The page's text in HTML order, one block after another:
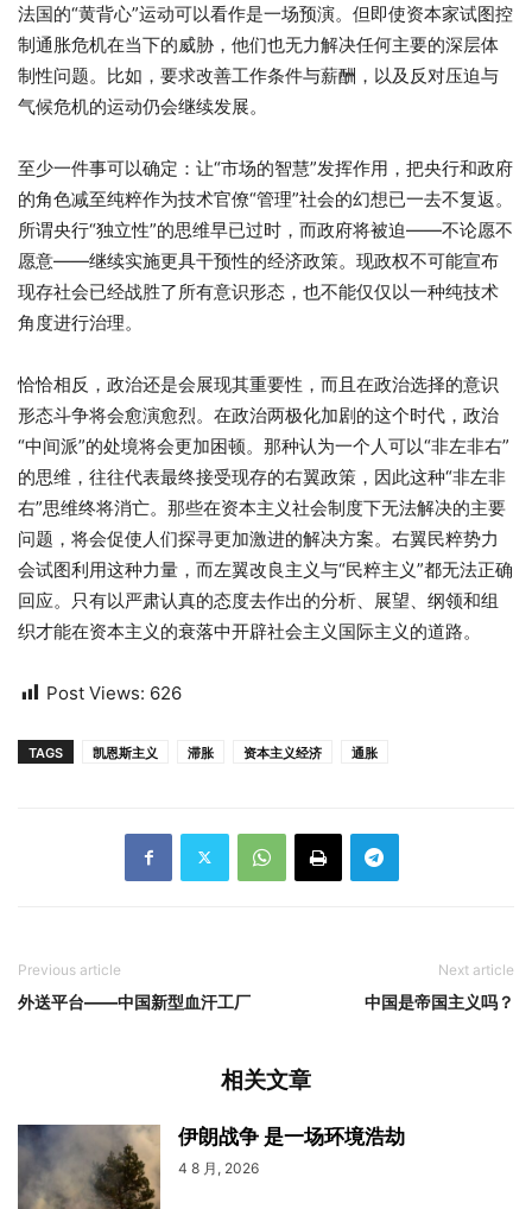
法国的“黄背心”运动可以看作是一场预演。但即使资本家试图控
制通胀危机在当下的威胁，他们也无力解决任何主要的深层体
制性问题。比如，要求改善工作条件与薪酬，以及反对压迫与
气候危机的运动仍会继续发展。
至少一件事可以确定：让“市场的智慧”发挥作用，把央行和政府
的角色减至纯粹作为技术官僚“管理”社会的幻想已一去不复返。
所谓央行“独立性”的思维早已过时，而政府将被迫——不论愿不
愿意——继续实施更具干预性的经济政策。现政权不可能宣布
现存社会已经战胜了所有意识形态，也不能仅仅以一种纯技术
角度进行治理。
恰恰相反，政治还是会展现其重要性，而且在政治选择的意识
形态斗争将会愈演愈烈。在政治两极化加剧的这个时代，政治
“中间派”的处境将会更加困顿。那种认为一个人可以“非左非右”
的思维，往往代表最终接受现存的右翼政策，因此这种“非左非
右”思维终将消亡。那些在资本主义社会制度下无法解决的主要
问题，将会促使人们探寻更加激进的解决方案。右翼民粹势力
会试图利用这种力量，而左翼改良主义与“民粹主义”都无法正确
回应。只有以严肃认真的态度去作出的分析、展望、纲领和组
织才能在资本主义的衰落中开辟社会主义国际主义的道路。
Post Views: 626
TAGS 凯恩斯主义 滞胀 资本主义经济 通胀
Previous article
外送平台——中国新型血汗工厂
Next article
中国是帝国主义吗？
相关文章
伊朗战争 是一场环境浩劫
4 8 月, 2026